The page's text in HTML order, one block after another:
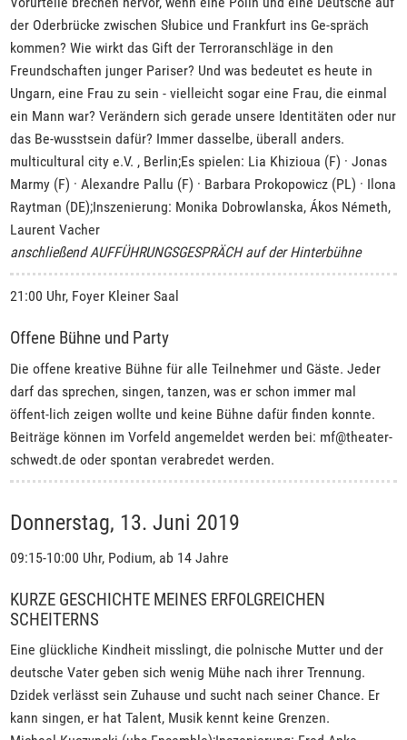
der Oderbrücke zwischen Słubice und Frankfurt ins Ge-spräch
kommen? Wie wirkt das Gift der Terroranschläge in den
Freundschaften junger Pariser? Und was bedeutet es heute in
Ungarn, eine Frau zu sein - vielleicht sogar eine Frau, die einmal
ein Mann war? Verändern sich gerade unsere Identitäten oder nur
das Be-wusstsein dafür? Immer dasselbe, überall anders.
multicultural city e.V. , Berlin;Es spielen: Lia Khizioua (F) · Jonas
Marmy (F) · Alexandre Pallu (F) · Barbara Prokopowicz (PL) · Ilona
Raytman (DE);Inszenierung: Monika Dobrowlanska, Ákos Németh,
Laurent Vacher
anschließend AUFFÜHRUNGSGESPRÄCH auf der Hinterbühne
21:00 Uhr, Foyer Kleiner Saal
Offene Bühne und Party
Die offene kreative Bühne für alle Teilnehmer und Gäste. Jeder
darf das sprechen, singen, tanzen, was er schon immer mal
öffent-lich zeigen wollte und keine Bühne dafür finden konnte.
Beiträge können im Vorfeld angemeldet werden bei: mf@theater-
schwedt.de oder spontan verabredet werden.
Donnerstag, 13. Juni 2019
09:15-10:00 Uhr, Podium, ab 14 Jahre
KURZE GESCHICHTE MEINES ERFOLGREICHEN
SCHEITERNS
Eine glückliche Kindheit misslingt, die polnische Mutter und der
deutsche Vater geben sich wenig Mühe nach ihrer Trennung.
Dzidek verlässt sein Zuhause und sucht nach seiner Chance. Er
kann singen, er hat Talent, Musik kennt keine Grenzen.